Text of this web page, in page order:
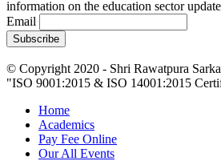
information on the education sector
Email
© Copyright 2020 - Shri Rawatpura
"ISO 9001:2015 & ISO 14001:2015
Home
Academics
Pay Fee Online
Our All Events